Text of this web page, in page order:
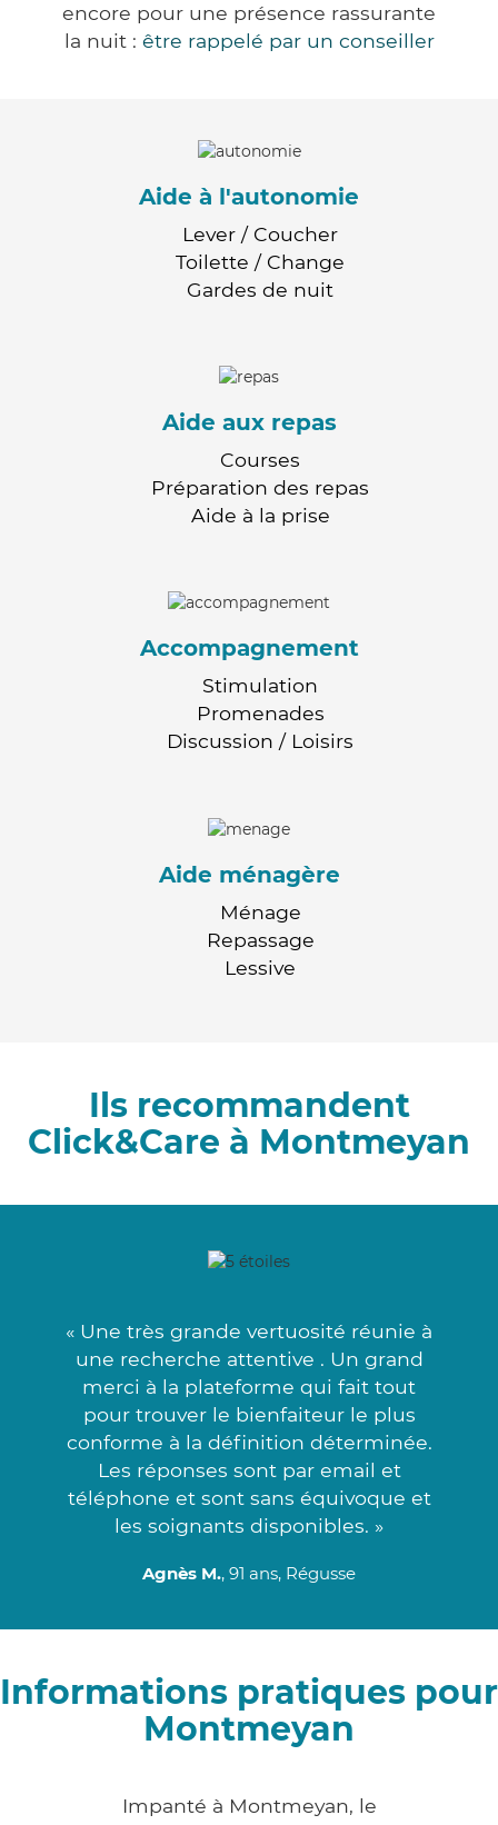
encore pour une présence rassurante
la nuit : être rappelé par un conseiller
Aide à l'autonomie
Lever / Coucher
Toilette / Change
Gardes de nuit
Aide aux repas
Courses
Préparation des repas
Aide à la prise
Accompagnement
Stimulation
Promenades
Discussion / Loisirs
Aide ménagère
Ménage
Repassage
Lessive
Ils recommandent
Click&Care à Montmeyan
« Une très grande vertuosité réunie à
une recherche attentive . Un grand
merci à la plateforme qui fait tout
pour trouver le bienfaiteur le plus
conforme à la définition déterminée.
Les réponses sont par email et
téléphone et sont sans équivoque et
les soignants disponibles. »
Agnès M., 91 ans, Régusse
Informations pratiques pour
Montmeyan
Impanté à Montmeyan, le